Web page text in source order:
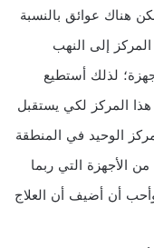
هناك عوائق بالنسبة
إلى النهب
لذلك أستطيع
هذا المركز لكي يستقبل
الوحيد في المنطقة
الأجهزة التي ربما
أن أضيف أن العلاج